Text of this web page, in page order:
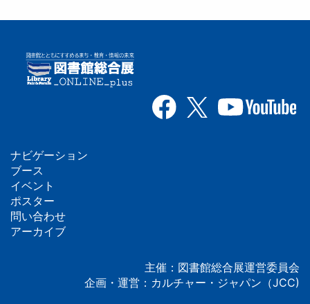
フ
ッ
タ
ナビゲーション
ブース
イベント
ポスター
問い合わせ
アーカイブ
主催：図書館総合展運営委員会
企画・運営：カルチャー・ジャパン（JCC)